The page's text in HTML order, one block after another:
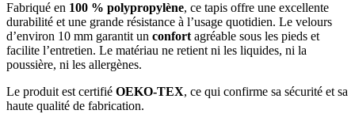
Fabriqué en 100 % polypropylène, ce tapis offre une excellente
durabilité et une grande résistance à l’usage quotidien. Le velours
d’environ 10 mm garantit un confortagréable sous les pieds et
facilite l’entretien. Le matériau ne retient ni les liquides, ni la
poussière, ni les allergènes.
Le produit est certifié OEKO-TEX, ce qui confirme sa sécurité et sa
haute qualité de fabrication.